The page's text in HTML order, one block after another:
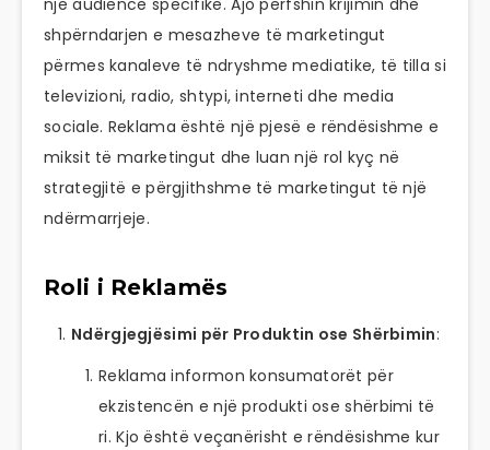
një audiencë specifike. Ajo përfshin krijimin dhe
shpërndarjen e mesazheve të marketingut
përmes kanaleve të ndryshme mediatike, të tilla si
televizioni, radio, shtypi, interneti dhe media
sociale. Reklama është një pjesë e rëndësishme e
miksit të marketingut dhe luan një rol kyç në
strategjitë e përgjithshme të marketingut të një
ndërmarrjeje.
Roli i Reklamës
Ndërgjegjësimi për Produktin ose Shërbimin:
Reklama informon konsumatorët për
ekzistencën e një produkti ose shërbimi të
ri. Kjo është veçanërisht e rëndësishme kur